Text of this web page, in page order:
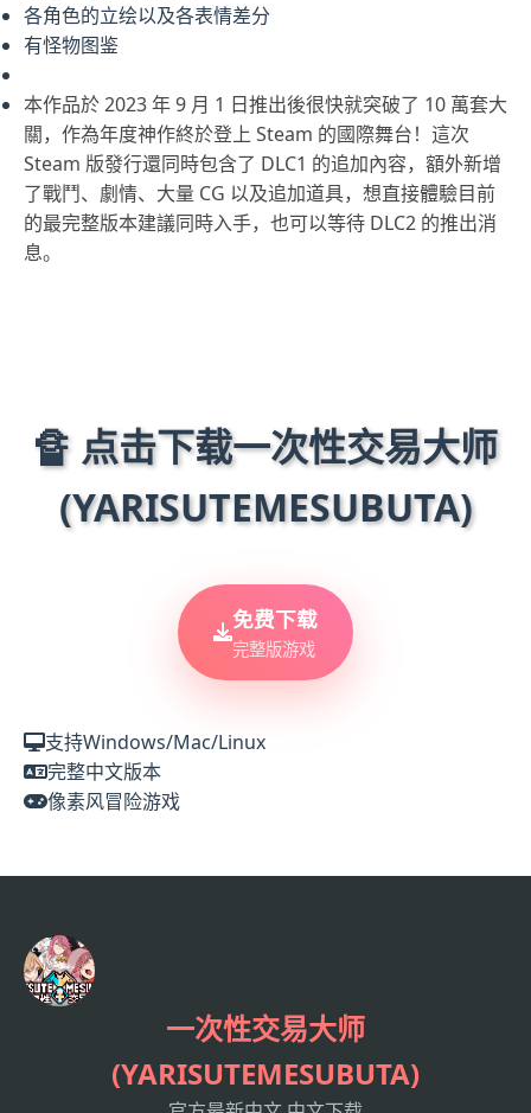
各角色的立绘以及各表情差分
有怪物图鉴
本作品於 2023 年 9 月 1 日推出後很快就突破了 10 萬套大
關，作為年度神作終於登上 Steam 的國際舞台！這次
Steam 版發行還同時包含了 DLC1 的追加內容，額外新增
了戰鬥、劇情、大量 CG 以及追加道具，想直接體驗目前
的最完整版本建議同時入手，也可以等待 DLC2 的推出消
息。
🔏 点击下载一次性交易大师
(YARISUTEMESUBUTA)
免费下载
完整版游戏
支持Windows/Mac/Linux
完整中文版本
像素风冒险游戏
一次性交易大师
(YARISUTEMESUBUTA)